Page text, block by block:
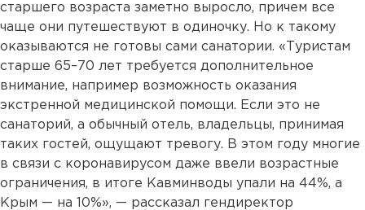
старшего возраста заметно выросло, причем все
чаще они путешествуют в одиночку. Но к такому
оказываются не готовы сами санатории. «Туристам
старше 65–70 лет требуется дополнительное
внимание, например возможность оказания
экстренной медицинской помощи. Если это не
санаторий, а обычный отель, владельцы, принимая
таких гостей, ощущают тревогу. В этом году многие
в связи с коронавирусом даже ввели возрастные
ограничения, в итоге Кавминводы упали на 44%, а
Крым — на 10%», — рассказал гендиректор